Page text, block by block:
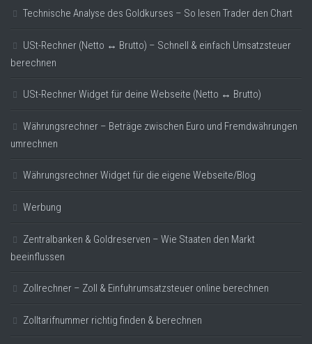
Technische Analyse des Goldkurses – So lesen Trader den Chart
USt-Rechner (Netto ↔ Brutto) – Schnell & einfach Umsatzsteuer
berechnen
USt-Rechner Widget für deine Webseite (Netto ↔ Brutto)
Währungsrechner – Beträge zwischen Euro und Fremdwährungen
umrechnen
Währungsrechner Widget für die eigene Webseite/Blog
Werbung
Zentralbanken & Goldreserven – Wie Staaten den Markt
beeinflussen
Zollrechner – Zoll & Einfuhrumsatzsteuer online berechnen
Zolltarifnummer richtig finden & berechnen